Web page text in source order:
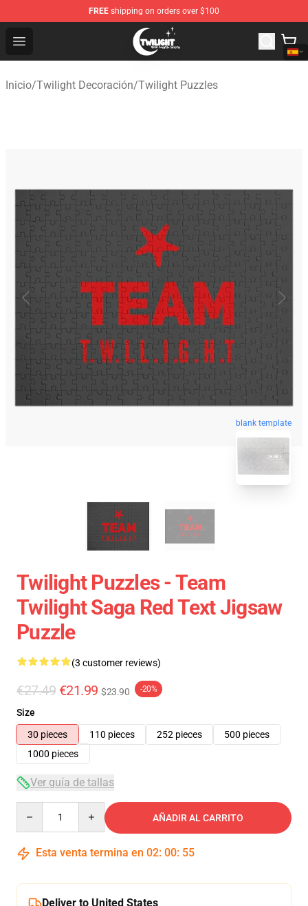
FREE shipping on orders over $100
Open menu
Twilight Store - Official Twilight Merchandise Shop
Inicio/Twilight Decoración/Twilight Puzzles
blank template
Twilight Puzzles - Team
Twilight Saga Red Text Jigsaw
Puzzle
(3 customer reviews)
€27.49 €21.99 $23.90 -20%
Size
30 pieces
110 pieces 252 pieces
500 pieces
1000 pieces
Ver guía de tallas
AÑADIR AL CARRITO
Esta venta termina en 02: 00: 54
Deliver to United States